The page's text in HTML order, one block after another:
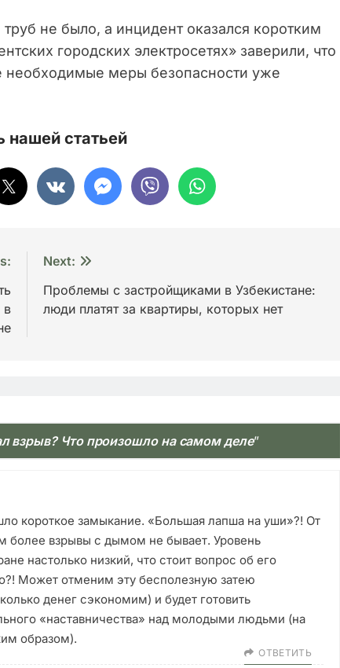
не было, а инцидент оказался коротким
городских электросетях» заверили, что
необходимые меры безопасности уже
нашей статьей
в
Next:
Проблемы с застройщиками в Узбекистане:
люди платят за квартиры, которых нет
взрыв? Что произошло на самом деле”
короткое замыкание. «Большая лапша на уши»?! От
более взрывы с дымом не бывает. Уровень
настолько низкий, что стоит вопрос об его
Может отменим эту бесполезную затею
денег сэкономим) и будет готовить
«наставничества» над молодыми людьми (на
образом).
ОТВЕТИТЬ